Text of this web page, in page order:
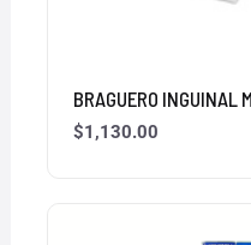
BRAGUERO INGUINAL
$1,130.00